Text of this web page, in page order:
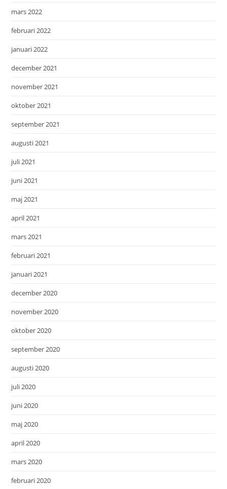
mars 2022
februari 2022
januari 2022
december 2021
november 2021
oktober 2021
september 2021
augusti 2021
juli 2021
juni 2021
maj 2021
april 2021
mars 2021
februari 2021
januari 2021
december 2020
november 2020
oktober 2020
september 2020
augusti 2020
juli 2020
juni 2020
maj 2020
april 2020
mars 2020
februari 2020